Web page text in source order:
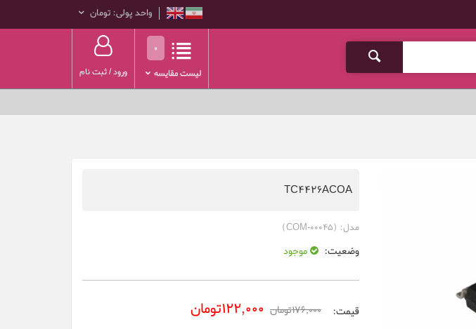
واحد پولی: تومان
ورود/ثبت نام
0
لیست مقایسه
TC4426ACOA
مدل: (COM-00045)
وضعیت: موجود
قیمت: 176,000تومان 122,000تومان